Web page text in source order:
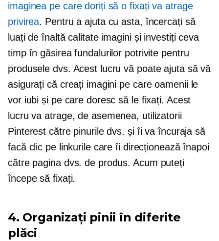
imaginea pe care doriți să o fixați va atrage
privirea. Pentru a ajuta cu asta, încercați să
luațide înaltă calitateimagini și investiți ceva
timp în găsirea fundalurilor potrivite pentru
produsele dvs. Acest lucru vă poate ajuta să vă
asigurați că creați imagini pe care oamenii le
vor iubi și pe care doresc să le fixați. Acest
lucru va atrage, de asemenea, utilizatorii
Pinterest către pinurile dvs. și îi va încuraja să
facă clic pe linkurile care îi direcționează înapoi
către pagina dvs. de produs. Acum puteți
începe să fixați.
4. Organizați pinii în diferite
plăci